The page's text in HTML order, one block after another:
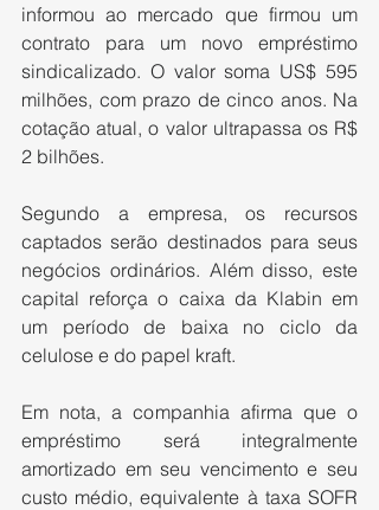
informou ao mercado que firmou um
contrato para um novo empréstimo
sindicalizado. O valor soma US$ 595
milhões, com prazo de cinco anos. Na
cotação atual, o valor ultrapassa os R$
2 bilhões.
Segundo a empresa, os recursos
captados serão destinados para seus
negócios ordinários. Além disso, este
capital reforça o caixa da Klabin em
um período de baixa no ciclo da
celulose e do papel kraft.
Em nota, a companhia afirma que o
empréstimo será integralmente
amortizado em seu vencimento e seu
custo médio, equivalente à taxa SOFR